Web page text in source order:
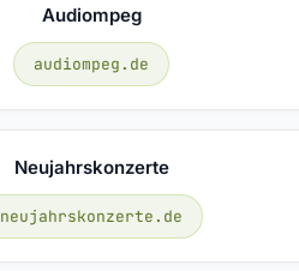
Audiompeg
audiompeg.de
Neujahrskonzerte
neujahrskonzerte.de